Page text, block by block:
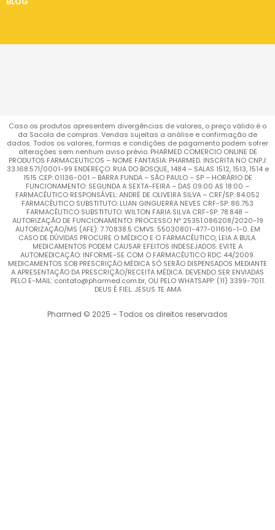
Caso os produtos apresentem divergências de valores, o preço válido é o
da Sacola de compras. Vendas sujeitas a análise e confirmação de
dados. Todos os valores, formas e condições de pagamento podem sofrer
alterações sem nenhum aviso prévio. PHARMED COMERCIO ONLINE DE
PRODUTOS FARMACEUTICOS – NOME FANTASIA: PHARMED. INSCRITA NO CNPJ:
33.168.571/0001-99 ENDEREÇO: RUA DO BOSQUE, 1484 – SALAS 1512, 1513, 1514 e
1515 CEP: 01136-001 – BARRA FUNDA – SÃO PAULO – SP – HORÁRIO DE
FUNCIONAMENTO: SEGUNDA A SEXTA-FEIRA – DAS 09:00 AS 18:00 –
FARMACÊUTICO RESPONSÁVEL: ANDRÉ DE OLIVEIRA SILVA – CRF/SP: 84.052
FARMACÊUTICO SUBSTITUTO: LUAN GINGUERRA NEVES CRF-SP: 86.753
FARMACÊUTICO SUBSTITUTO: WILTON FARIA SILVA CRF-SP: 78.848 –
AUTORIZAÇÃO DE FUNCIONAMENTO: PROCESSO Nº 25351.086208/2020-19
AUTORIZAÇÃO/MS (AFE): 7.70838.5 CMVS: 55030801-477-011616-1-0. EM
CASO DE DÚVIDAS PROCURE O MÉDICO E O FARMACÊUTICO, LEIA A BULA.
MEDICAMENTOS PODEM CAUSAR EFEITOS INDESEJADOS. EVITE A
AUTOMEDICAÇÃO: INFORME-SE COM O FARMACÊUTICO RDC 44/2009.
MEDICAMENTOS SOB PRESCRIÇÃO MÉDICA SÓ SERÃO DISPENSADOS MEDIANTE
A APRESENTAÇÃO DA PRESCRIÇÃO/RECEITA MÉDICA. DEVENDO SER ENVIADAS
PELO E-MAIL: contato@pharmed.com.br, OU PELO WHATSAPP: (11) 3399-7011.
DEUS É FIEL. JESUS TE AMA
Pharmed © 2025 – Todos os direitos reservados